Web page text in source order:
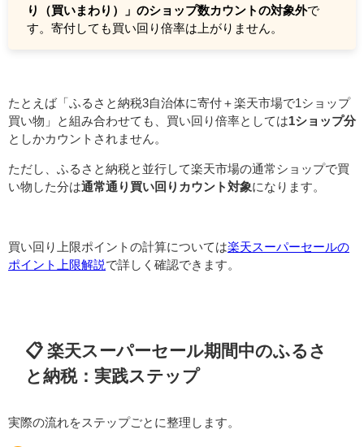
り（買いまわり）」のショップ数カウントの対象外で
す。寄付しても買い回り倍率は上がりません。
たとえば「ふるさと納税3自治体に寄付＋楽天市場で1ショップ
買い物」と組み合わせても、買い回り倍率としては1ショップ分
としかカウントされません。
ただし、ふるさと納税と並行して楽天市場の通常ショップで買
い物した分は通常通り買い回りカウント対象になります。
買い回り上限ポイントの計算については楽天スーパーセールの
ポイント上限解説 で詳しく確認できます。
📋 楽天スーパーセール期間中のふるさ
と納税：実践ステップ
実際の流れをステップごとに整理します。